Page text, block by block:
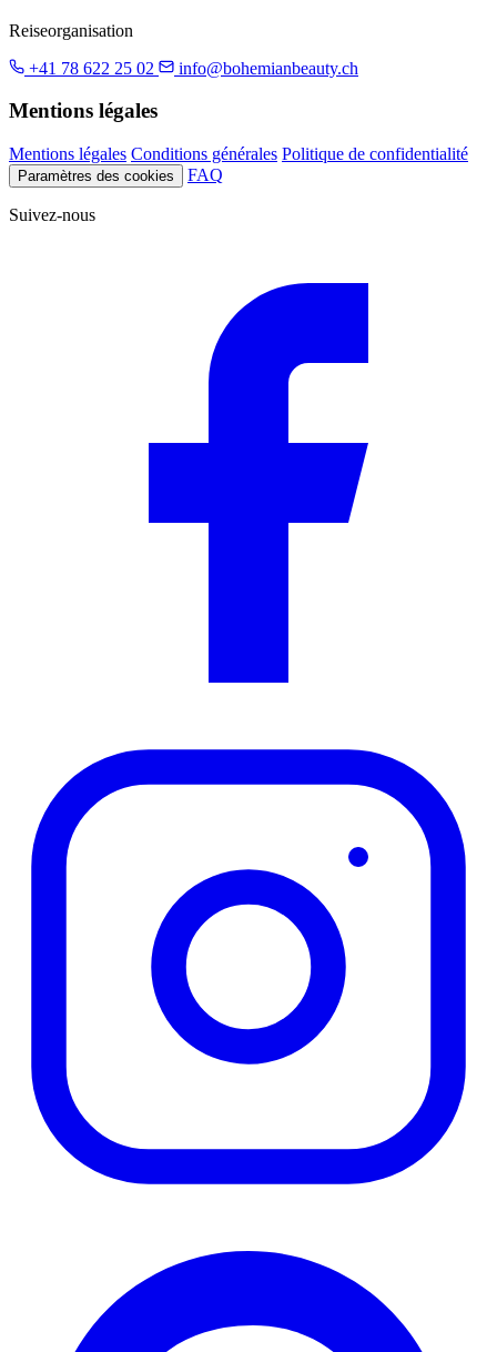
Reiseorganisation
+41 78 622 25 02
info@bohemianbeauty.ch
Mentions légales
Mentions légales Conditions générales Politique de confidentialité
Paramètres des cookies FAQ
Suivez-nous